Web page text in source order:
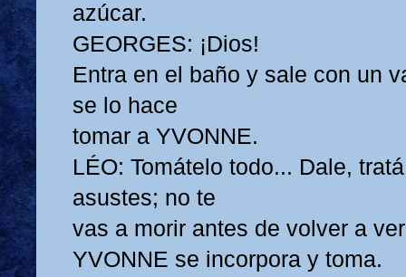
azúcar.
GEORGES: ¡Dios!
Entra en el baño y sale con un
se lo hace
tomar a YVONNE.
LÉO: Tomátelo todo... Dale,
asustes; no te
vas a morir antes de volver a
YVONNE se incorpora y toma.